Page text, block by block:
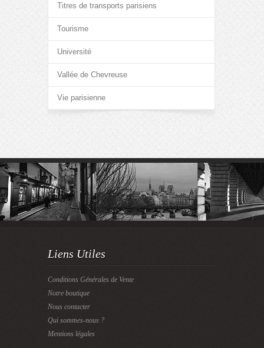
Titres de transports parisiens
Tourisme
Université
Vallée de Chevreuse
Vie parisienne
Liens Utiles
Conditions Générales de Vente
Notre boutique
Nous contacter
Qui sommes-nous ?
Mentions légales